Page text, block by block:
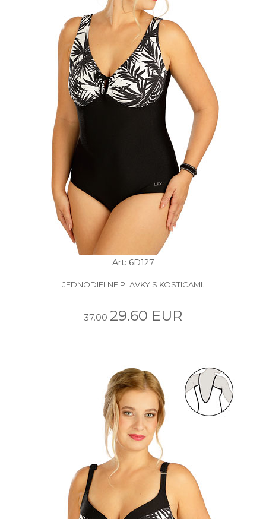
Art: 6D127
JEDNODIELNE PLAVKY S KOSTICAMI.
37.00 29.60 EUR